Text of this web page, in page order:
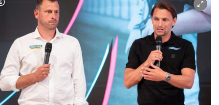
Untermenü
Untermenü
Untermenü
Untermenü
Untermenü
Copyright-Hinweis öffnen/schließen